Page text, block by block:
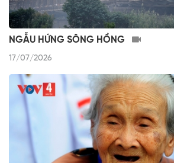
NGẪU HỨNG SÔNG HỒNG
17/07/2026